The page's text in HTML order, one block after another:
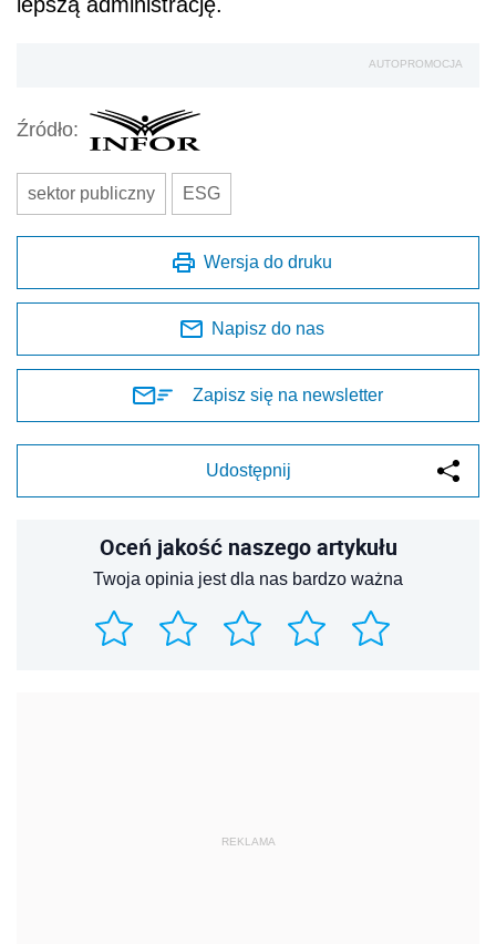
AUTOPROMOCJA
Źródło:
sektor publiczny ESG
Wersja do druku
Napisz do nas
Zapisz się na newsletter
Udostępnij
Oceń jakość naszego artykułu
Twoja opinia jest dla nas bardzo ważna
REKLAMA